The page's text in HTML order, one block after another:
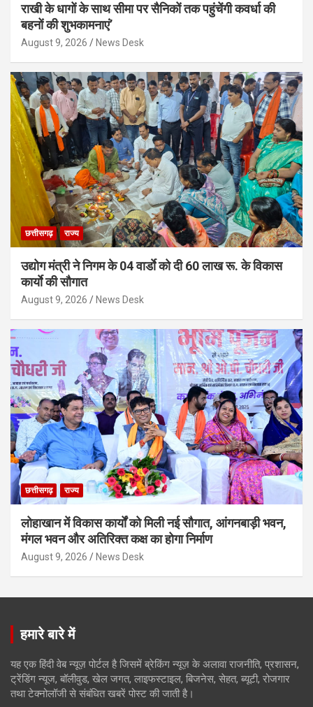
राखी के धागों के साथ सीमा पर सैनिकों तक पहुंचेंगी कवर्धा की
बहनों की शुभकामनाएं’
August 9, 2026 News Desk
छत्तीसगढ़ राज्य
उद्योग मंत्री ने निगम के 04 वार्डाे को दी 60 लाख रू. के विकास
कार्याे की सौगात
August 9, 2026 News Desk
छत्तीसगढ़ राज्य
लोहाखान में विकास कार्यों को मिली नई सौगात, आंगनबाड़ी भवन,
मंगल भवन और अतिरिक्त कक्ष का होगा निर्माण
August 9, 2026 News Desk
हमारे बारे में
यह एक हिंदी वेब न्यूज़ पोर्टल है जिसमें ब्रेकिंग न्यूज़ के अलावा राजनीति, प्रशासन,
ट्रेंडिंग न्यूज, बॉलीवुड, खेल जगत, लाइफस्टाइल, बिजनेस, सेहत, ब्यूटी, रोजगार
तथा टेक्नोलॉजी से संबंधित खबरें पोस्ट की जाती है।